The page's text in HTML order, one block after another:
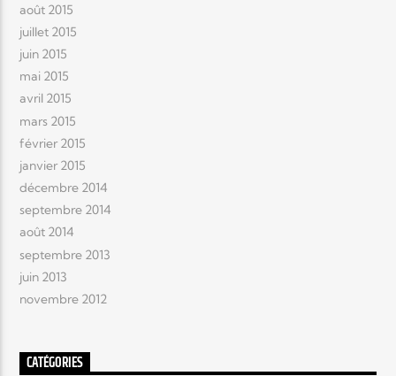
août 2015
juillet 2015
juin 2015
mai 2015
avril 2015
mars 2015
février 2015
janvier 2015
décembre 2014
septembre 2014
août 2014
septembre 2013
juin 2013
novembre 2012
CATÉGORIES